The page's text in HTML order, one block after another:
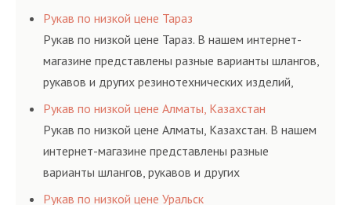
соответствующих ГОСТам, техническим условиям
и нормативам.
Рукав по низкой цене Тараз
Рукав по низкой цене Тараз. В нашем интернет-
магазине представлены разные варианты шлангов,
рукавов и других резинотехнических изделий,
соответствующих ГОСТам, техническим условиям
и нормативам.
Рукав по низкой цене Алматы, Казахстан
Рукав по низкой цене Алматы, Казахстан. В нашем
интернет-магазине представлены разные
варианты шлангов, рукавов и других
резинотехнических изделий, соответствующих
Рукав по низкой цене Уральск